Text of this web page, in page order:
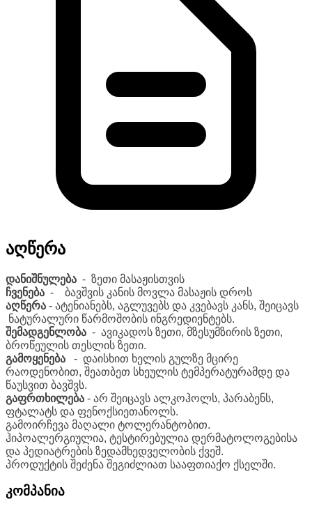
აღწერა
დანიშნულება - ზეთი მასაჟისთვის
ჩვენება - ბავშვის კანის მოვლა მასაჟის დროს
აღწერა - ატენიანებს, აგლუვებს და კვებავს კანს, შეიცავს
ნატურალური წარმოშობის ინგრედიენტებს.
შემადგენლობა - ავიკადოს ზეთი, მზესუმზირის ზეთი,
ბროწეულის თესლის ზეთი.
გამოყენება - დაისხით ხელის გულზე მცირე
რაოდენობით, შეათბეთ სხეულის ტემპერატურამდე და
წაუსვით ბავშვს.
გაფრთხილება - არ შეიცავს ალკოჰოლს, პარაბენს,
ფტალატს და ფენოქსიეთანოლს.
გამოირჩევა მაღალი ტოლერანტობით.
ჰიპოალერგიულია, ტესტირებულია დერმატოლოგებისა
და პედიატრების ზედამხედველობის ქვეშ.
პროდუქტის შეძენა შეგიძლიათ სააფთიაქო ქსელში.
კომპანია